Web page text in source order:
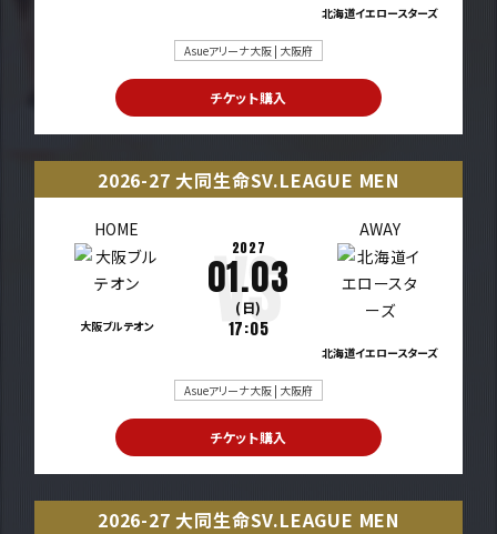
北海道イエロースターズ
Asueアリーナ大阪 | 大阪府
チケット購入
2026-27 大同生命SV.LEAGUE MEN
HOME
大阪ブルテオン
2027
01.03
(日)
17:05
AWAY
北海道イエロースターズ
Asueアリーナ大阪 | 大阪府
チケット購入
2026-27 大同生命SV.LEAGUE MEN